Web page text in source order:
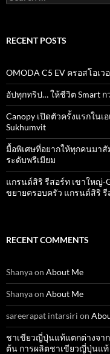
for:
RECENT POSTS
OMODA C5 EV ครอสโอเว
อัปทุกทริป… ให้ชีวิต Smart ก
Canopy เปิดตัวครั้งแรกในเ
Sukhumvit
มื้อพิเศษที่อยากให้ทุกคนมาสั
ระดับพรีเมียม
แกรนด์สิริ​ รีสอร์ท​ เขาใหญ่​-
ขยายครอบครัว แกรนด์สิริ
RECENT COMMENTS
Shanyaon About Me
Shanyaon About Me
sareerapat intarsiri on
ชาเขียวญี่ปุ่นแท้แตกต่างจา
ต้น การผลิตชาเขียวญี่ปุ่นแท้